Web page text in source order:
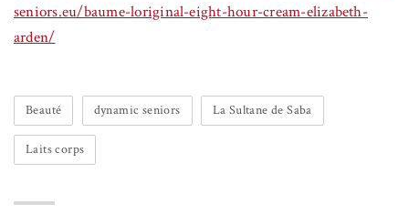
seniors.eu/baume-loriginal-eight-hour-cream-elizabeth-
arden/
Beauté dynamic seniors La Sultane de Saba
Laits corps